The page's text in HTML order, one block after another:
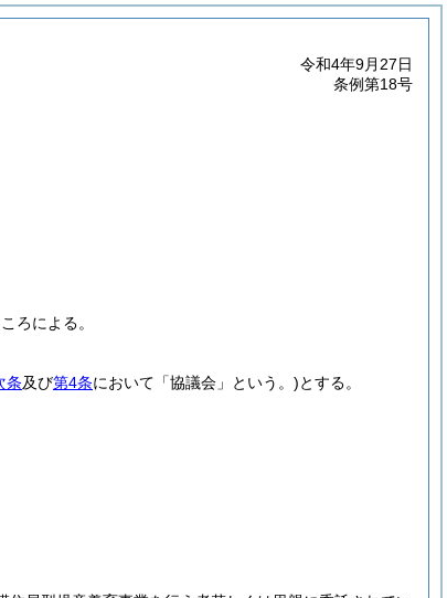
令和4年9月27日
条例第18号
ろによる。
条及び第4条において「協議会」という。)とする。